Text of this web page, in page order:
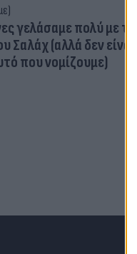
γελάσαμε πολύ με τη
Σαλάχ (αλλά δεν είναι,
που νομίζουμε)